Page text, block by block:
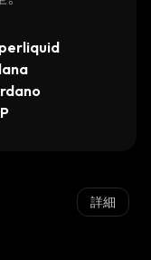
詳細